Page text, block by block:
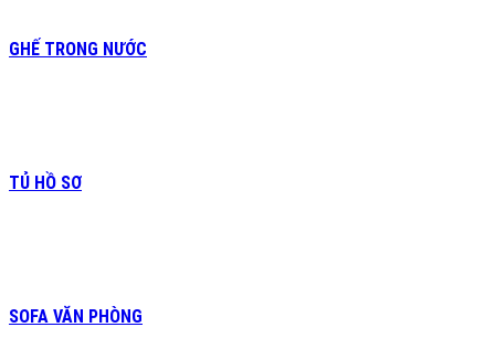
GHẾ TRONG NƯỚC
TỦ HỒ SƠ
SOFA VĂN PHÒNG